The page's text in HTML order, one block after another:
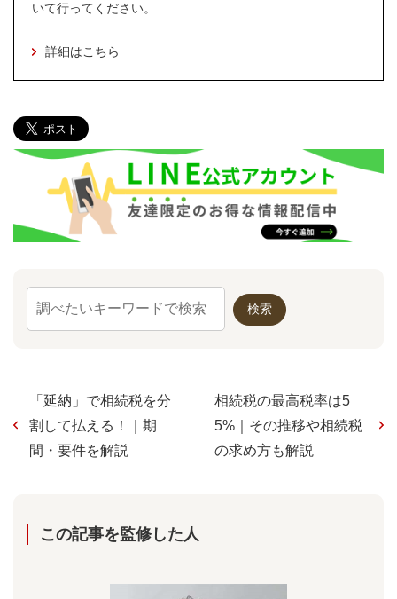
いて行ってください。
詳細はこちら
「延納」で相続税を分
割して払える！｜期
間・要件を解説
相続税の最高税率は5
5%｜その推移や相続税
の求め方も解説
この記事を監修した⼈